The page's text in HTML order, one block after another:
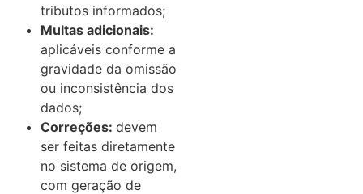
tributos informados;
Multas adicionais:
aplicáveis conforme a
gravidade da omissão
ou inconsistência dos
dados;
Correções: devem
ser feitas diretamente
no sistema de origem,
com geração de